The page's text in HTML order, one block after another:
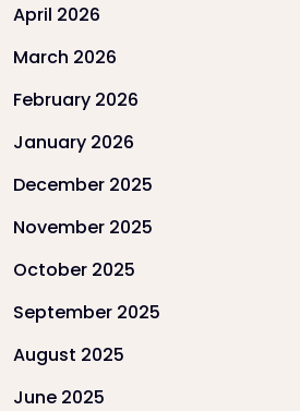
April 2026
March 2026
February 2026
January 2026
December 2025
November 2025
October 2025
September 2025
August 2025
June 2025